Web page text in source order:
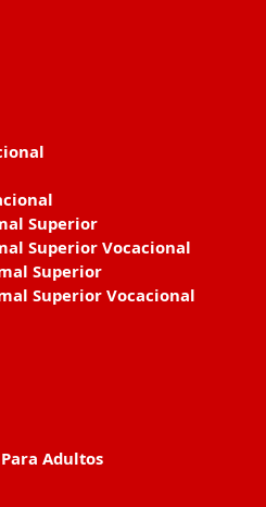
Superior
Superior Vocacional
Superior
Superior Vocacional
Adultos